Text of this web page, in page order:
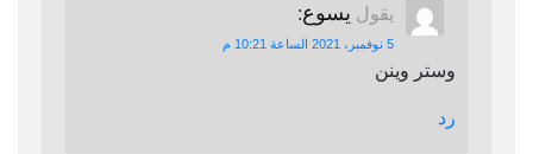
يقول يسوع:
5 نوفمبر، 2021 الساعة 10:21 م
وستر وينن
رد